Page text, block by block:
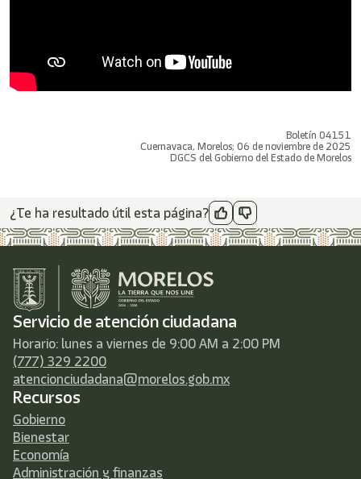
Boletín 04151
Cuernavaca, Morelos; 06 de noviembre de 2025
DGCS del Gobierno del Estado de Morelos
¿Te ha resultado útil esta página?
Servicio de atención ciudadana
Horario: lunes a viernes de 9:00 AM a 2:00 PM
(777) 329 2200
atencionciudadana@morelos.gob.mx
Recursos
Gobierno
Bienestar
Economía
Administración y finanzas